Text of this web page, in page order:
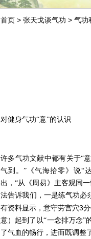
首页 > 张天戈谈气功 > 气功
对健身气功“意”的认识
许多气功文献中都有关于“
气到。”《气海拾零》说“
出，“从《周易》主客观同
法告诉我们，一是练气功必
有资料显示，意守劳宫穴3
意）起到了以“一念排万念”
了气血的畅行，进而既调整